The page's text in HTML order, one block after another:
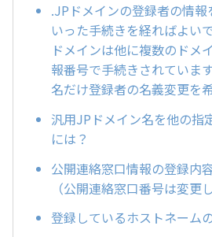
.JPドメインの登録者の情
いった手続きを経ればよい
ドメインは他に複数のドメ
報番号で手続きされていま
名だけ登録者の名義変更を
汎用JPドメイン名を他の指
には？
公開連絡窓口情報の登録内
（公開連絡窓口番号は変更
登録しているホストネーム